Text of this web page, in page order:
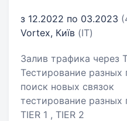
з 12.2022 по 03.2023
Vortex, Київ (IT)
Залив трафика через
Тестирование разных
поиск новых связок
тестирование разных
ТIER 1 , TIER 2